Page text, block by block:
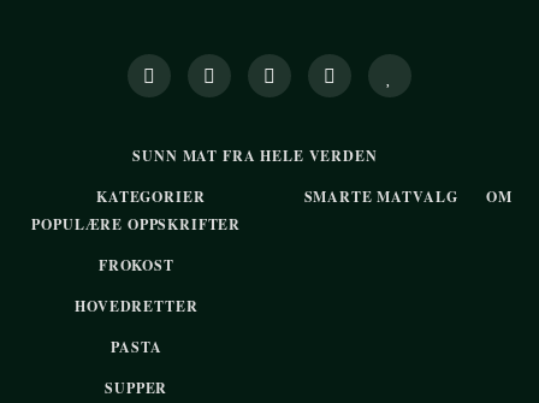
SUNN MAT FRA HELE VERDEN
KATEGORIER
POPULÆRE OPPSKRIFTER
FROKOST
HOVEDRETTER
PASTA
SUPPER
SMARTE MATVALG OM